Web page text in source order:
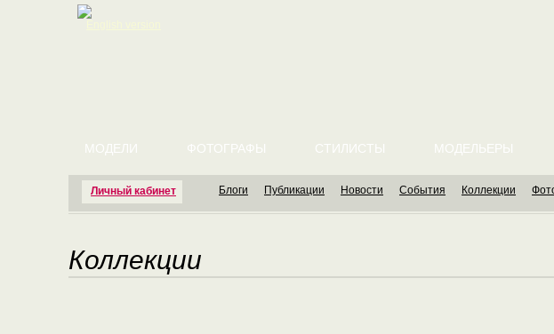
Личный кабинет
МОДЕЛИ ФОТОГРАФЫ СТИЛИСТЫ МОДЕЛЬЕРЫ
Блоги Публикации Новости События Коллекции
Коллекции